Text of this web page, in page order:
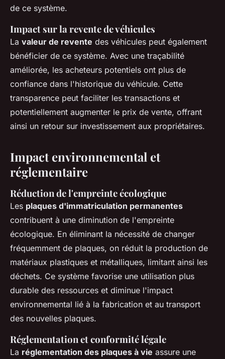
de ce système.
Impact sur la revente de véhicules
La valeur de revente des véhicules peut également
bénéficier de ce système. Avec une traçabilité
améliorée, les acheteurs potentiels ont plus de
confiance dans l'historique du véhicule. Cette
transparence peut faciliter les transactions et
potentiellement augmenter le prix de vente, offrant
ainsi un retour sur investissement aux propriétaires.
Impact environnemental et
réglementaire
Réduction de l'empreinte écologique
Les plaques d'immatriculation permanentes
contribuent à une diminution de l'empreinte
écologique. En éliminant la nécessité de changer
fréquemment de plaques, on réduit la production de
matériaux plastiques et métalliques, limitant ainsi les
déchets. Ce système favorise une utilisation plus
durable des ressources et diminue l'impact
environnemental lié à la fabrication et au transport
des nouvelles plaques.
Réglementation et conformité légale
La réglementation des plaques à vie assure une